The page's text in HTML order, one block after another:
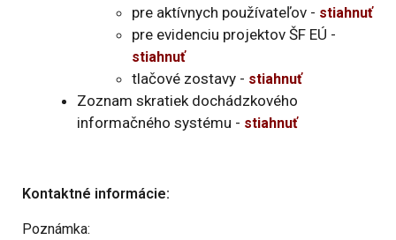
pre aktívnych používateľov - stiahnuť
pre evidenciu projektov ŠF EÚ -
stiahnuť
tlačové zostavy - stiahnuť
Zoznam skratiek dochádzkového
informačného systému - stiahnuť
Kontaktné informácie:
Poznámka: